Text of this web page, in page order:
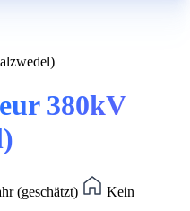
380kV
(geschätzt)
Kein